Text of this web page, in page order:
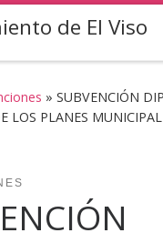
de El Viso
» SUBVENCIÓN
LOS PLANES